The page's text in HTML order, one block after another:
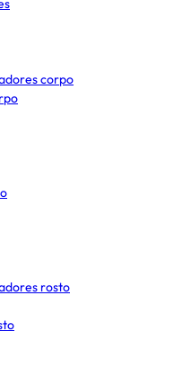
corpo
rosto